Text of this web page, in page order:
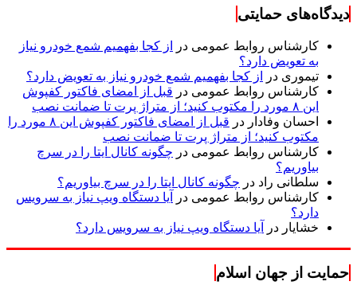
دیدگاه‌های حمایتی
کارشناس روابط عمومی در
از کجا بفهمیم شمع خودرو نیاز
به تعویض دارد؟
تیموری در
از کجا بفهمیم شمع خودرو نیاز به تعویض دارد؟
کارشناس روابط عمومی در قبل از امضای فاکتور کفپوش
این ۸ مورد را مکتوب کنید؛ از متراژ پرت تا ضمانت نصب
احسان وفادار در
قبل از امضای فاکتور کفپوش این ۸ مورد را
مکتوب کنید؛ از متراژ پرت تا ضمانت نصب
کارشناس روابط عمومی در چگونه کانال ایتا را در سرچ
بیاوریم؟
سلطانی راد در چگونه کانال ایتا را در سرچ بیاوریم؟
کارشناس روابط عمومی در
آیا دستگاه ویپ نیاز به سرویس
دارد؟
خشایار در آیا دستگاه ویپ نیاز به سرویس دارد؟
حمایت از جهان اسلام